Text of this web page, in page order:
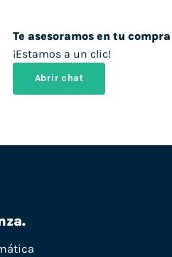
Te asesoramos en tu compra
¡Estamos a un clic!
Abrir chat